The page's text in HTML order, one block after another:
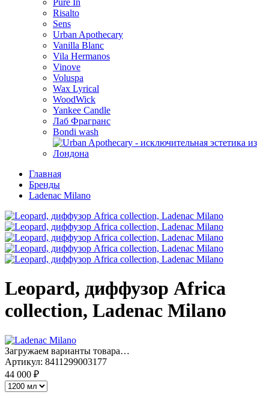
Pure In
Risalto
Sens
Urban Apothecary
Vanilla Blanc
Vila Hermanos
Vinove
Voluspa
Wax Lyrical
WoodWick
Yankee Candle
Лаб Фрагранс
Bondi wash
Главная
Бренды
Ladenac Milano
Leopard, диффузор Africa
collection, Ladenac Milano
Загружаем варианты товара…
Артикул: 8411299003177
44 000 ₽